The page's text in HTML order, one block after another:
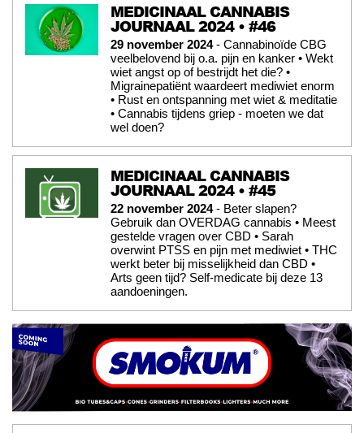
MEDICINAAL CANNABIS
JOURNAAL 2024 • #46
29 november 2024- Cannabinoïde CBG
veelbelovend bij o.a. pijn en kanker • Wekt
wiet angst op of bestrijdt het die? •
Migrainepatiënt waardeert mediwiet enorm
• Rust en ontspanning met wiet & meditatie
• Cannabis tijdens griep - moeten we dat
wel doen?
MEDICINAAL CANNABIS
JOURNAAL 2024 • #45
22 november 2024- Beter slapen?
Gebruik dan OVERDAG cannabis • Meest
gestelde vragen over CBD • Sarah
overwint PTSS en pijn met mediwiet • THC
werkt beter bij misselijkheid dan CBD •
Arts geen tijd? Self-medicate bij deze 13
aandoeningen.